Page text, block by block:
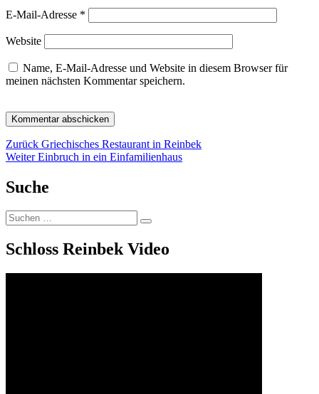
E-Mail-Adresse *
Website
Name, E-Mail-Adresse und Website in diesem Browser für
meinen nächsten Kommentar speichern.
Beitragsnavigation
Zurück Vorheriger
Beitrag:
Griechisches Restaurant in Reinbek
Weiter Nächster
Einbruch in ein Einfamilienhaus
Suche
Suchen
nach:
Suchen
Schloss Reinbek Video